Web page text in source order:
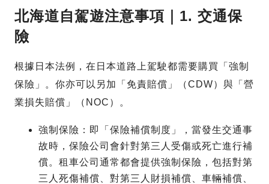
北海道自駕遊注意事項｜1. 交通保
險
根據日本法例，在日本道路上駕駛都需要購買「強制
保險」。你亦可以另加「免責賠償」（CDW）與「營
業損失賠償」（NOC）。
強制保險：即「保險補償制度」，當發生交通事
故時，保險公司會針對第三人受傷或死亡進行補
償。租車公司通常都會提供強制保險，包括對第
三人死傷補償、對第三人財損補償、車輛補償、